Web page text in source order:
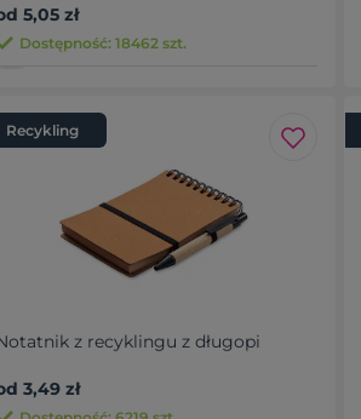
5,05 zł
Dostępność: 18462 szt.
Recykling
z recyklingu z długopi
3,49 zł